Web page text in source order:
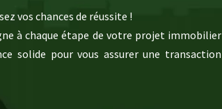
vos chances de réussite !
à chaque étape de votre projet immobilier
solide pour vous assurer une transaction